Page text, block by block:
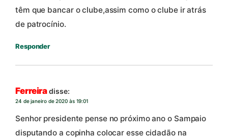
têm que bancar o clube,assim como o clube ir atrás
de patrocínio.
Responder
Ferreiradisse:
24 de janeiro de 2020 às 19:01
Senhor presidente pense no próximo ano o Sampaio
disputando a copinha colocar esse cidadão na